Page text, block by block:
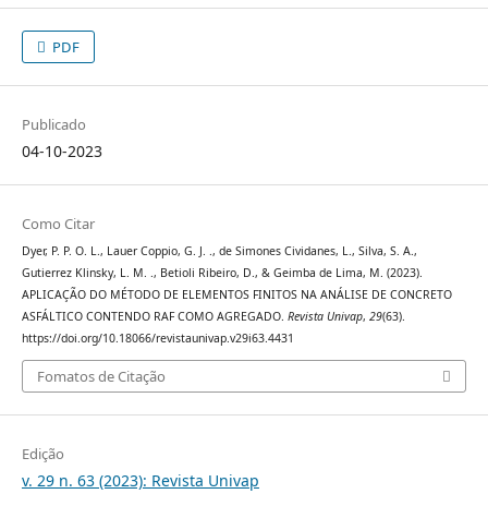
PDF
Publicado
04-10-2023
Como Citar
Dyer, P. P. O. L., Lauer Coppio, G. J. ., de Simones Cividanes, L., Silva, S. A.,
Gutierrez Klinsky, L. M. ., Betioli Ribeiro, D., & Geimba de Lima, M. (2023).
APLICAÇÃO DO MÉTODO DE ELEMENTOS FINITOS NA ANÁLISE DE CONCRETO
ASFÁLTICO CONTENDO RAF COMO AGREGADO. Revista Univap, 29(63).
https://doi.org/10.18066/revistaunivap.v29i63.4431
Fomatos de Citação
Edição
v. 29 n. 63 (2023): Revista Univap